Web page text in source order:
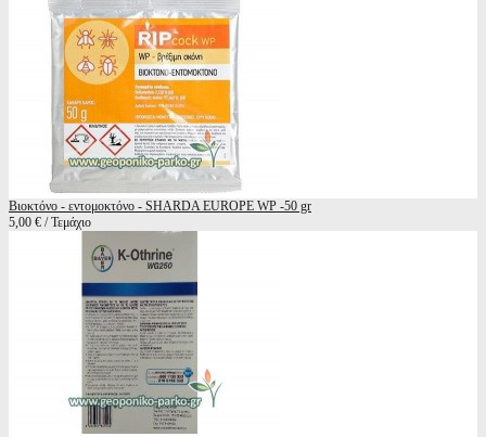
Βιοκτόνο - εντομοκτόνο - SHARDA EUROPE WP -50 gr
5,00 € / Τεμάχιο